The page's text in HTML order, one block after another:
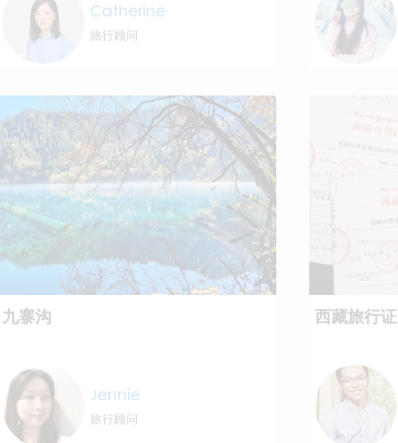
Catherine
旅行顾问
九寨沟
Jennie
旅行顾问
西藏旅行证